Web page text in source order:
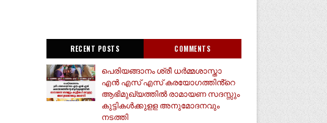
RECENT POSTS COMMENTS
പെരിയങ്ങാനം ശ്രീ ധർമ്മശാസ്താ
എൻ എസ് എസ് കരയോഗത്തിൻ്റെ
ആഭിമുഖ്യത്തിൽ രാമായണ സദസ്സും
കുട്ടികൾക്കുളള അനുമോദനവും
നടത്തി